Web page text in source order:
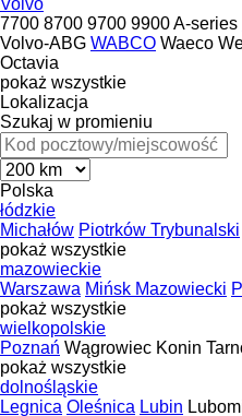
7700 8700 9700 9900A-series
Volvo-ABG WABCO Waeco
Octavia
pokaż wszystkie
Lokalizacja
Szukaj w promieniu
Polska
łódzkie
Michałów Piotrków Trybunalski
pokaż wszystkie
mazowieckie
Warszawa Mińsk Mazowiecki
pokaż wszystkie
wielkopolskie
Poznań Wągrowiec Konin
pokaż wszystkie
dolnośląskie
Legnica Oleśnica Lubin